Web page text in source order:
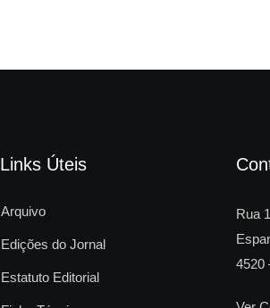
Links Úteis
Arquivo
Edições do Jornal
Estatuto Editorial
Rua
4520